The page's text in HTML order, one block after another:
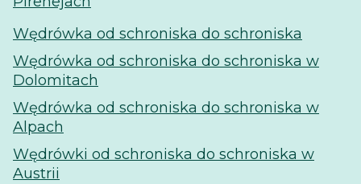
Wędrówka od schroniska do schroniska
Wędrówka od schroniska do schroniska w
Dolomitach
Wędrówka od schroniska do schroniska w
Alpach
Wędrówki od schroniska do schroniska w
Austrii